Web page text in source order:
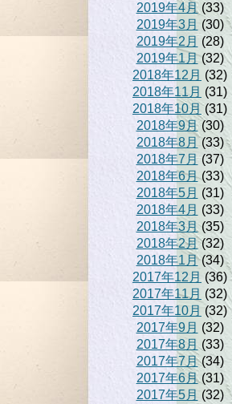
2019年4月(33)
2019年3月 (30)
2019年2月 (28)
2019年1月(32)
2018年12月 (32)
2018年11月 (31)
2018年10月(31)
2018年9月(30)
2018年8月 (33)
2018年7月(37)
2018年6月(33)
2018年5月 (31)
2018年4月 (33)
2018年3月 (35)
2018年2月(32)
2018年1月(34)
2017年12月 (36)
2017年11月 (32)
2017年10月 (32)
2017年9月 (32)
2017年8月 (33)
2017年7月(34)
2017年6月(31)
2017年5月 (32)